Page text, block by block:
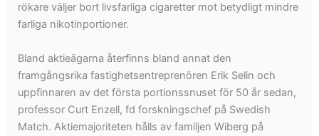
rökare väljer bort livsfarliga cigaretter mot betydligt mindre
farliga nikotinportioner.
Bland aktieägarna återfinns bland annat den
framgångsrika fastighetsentreprenören Erik Selin och
uppfinnaren av det första portionssnuset för 50 år sedan,
professor Curt Enzell, fd forskningschef på Swedish
Match. Aktiemajoriteten hålls av familjen Wiberg på